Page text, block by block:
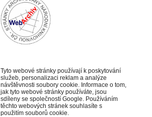
Tyto webové stránky používají k poskytování
služeb, personalizaci reklam a analýze
návštěvnosti soubory cookie. Informace o tom,
jak tyto webové stránky používáte, jsou
sdíleny se společností Google. Používáním
těchto webových stránek souhlasíte s
použitím souborů cookie.